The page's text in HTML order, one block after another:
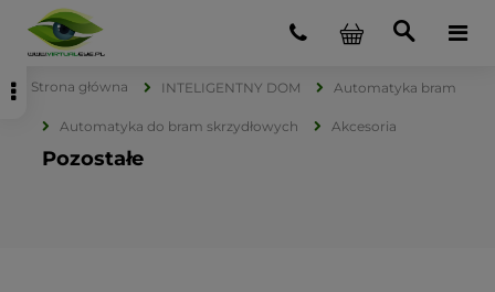
Strona główna INTELIGENTNY DOM Automatyka bram
Automatyka do bram skrzydłowych Akcesoria
Pozostałe